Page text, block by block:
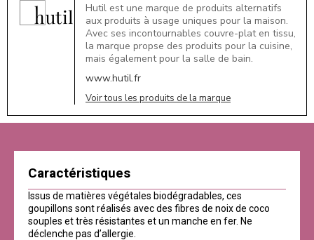
Hutil est une marque de produits alternatifs
aux produits à usage uniques pour la maison.
Avec ses incontournables couvre-plat en tissu,
la marque propse des produits pour la cuisine,
mais également pour la salle de bain.
www.hutil.fr
Voir tous les produits de la marque
Caractéristiques
Issus de matières végétales biodégradables, ces
goupillons sont réalisés avec des fibres de noix de coco
souples et très résistantes et un manche en fer. Ne
déclenche pas d’allergie.